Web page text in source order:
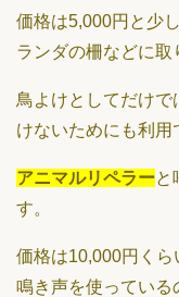
価格は5,000円と少
ランダの柵などに取
鳥よけとしてだけ
けないためにも利用
アニマルリペラーと
す。
価格は10,000円く
鳴き声を使っている